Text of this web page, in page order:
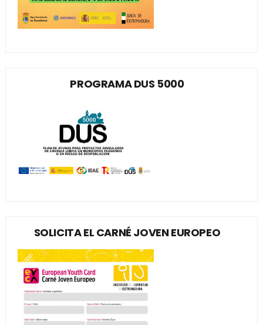
PROGRAMA DUS 5000
SOLICITA EL CARNÉ JOVEN EUROPEO